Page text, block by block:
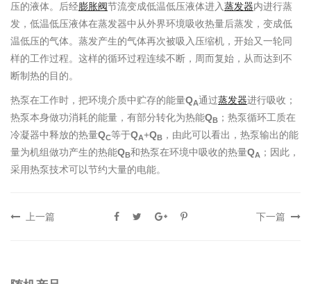
压的液体。后经膨胀阀节流变成低温低压液体进入蒸发器内进行蒸
发，低温低压液体在蒸发器中从外界环境吸收热量后蒸发，变成低
温低压的气体。蒸发产生的气体再次被吸入压缩机，开始又一轮同
样的工作过程。这样的循环过程连续不断，周而复始，从而达到不
断制热的目的。
热泵在工作时，把环境介质中贮存的能量QA通过蒸发器进行吸收；
热泵本身做功消耗的能量，有部分转化为热能QB ；热泵循环工质在
冷凝器中释放的热量QC等于QA+QB ，由此可以看出，热泵输出的能
量为机组做功产生的热能QB和热泵在环境中吸收的热量QA ；因此，
采用热泵技术可以节约大量的电能。
上一篇 下一篇